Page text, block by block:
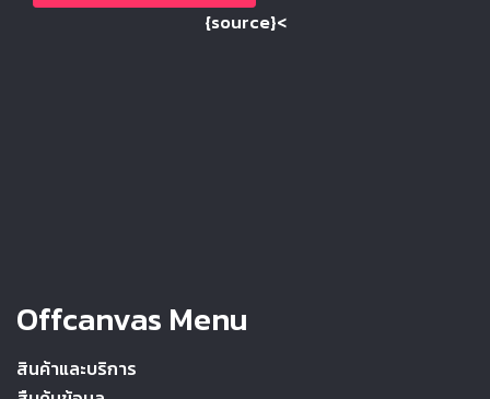
{source}<
Offcanvas Menu
สินค้าและบริการ